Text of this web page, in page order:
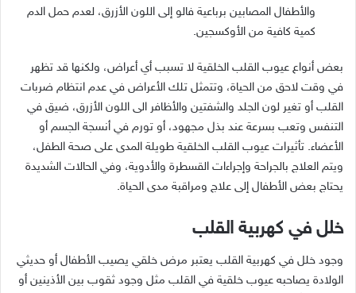
والأطفال المصابين برباعية فالو إلى اللون الأزرق، لعدم حمل الدم
كمية كافية من الأوكسجين.
بعض أنواع عيوب القلب الخلقية لا تسبب أي أعراض، ولكنها قد تظهر
في وقت لاحق من الحياة، وتتمثل تلك الأعراض في عدم انتظام ضربات
القلب أو تغير لون الجلد والشفتين والأظافر الى اللون الأزرق، ضيق في
التنفس وتعب بسرعة عند بذل مجهود، أو تورم في أنسجة الجسم أو
الأعضاء. تأثيرات عيوب القلب الخلقية طويلة المدى على صحة الطفل،
ويتم العلاج بالجراحة وإجراءات القسطرة والأدوية، وفي الحالات الشديدة
يحتاج بعض الأطفال إلى علاج ومراقبة مدى الحياة.
خلل في كهربية القلب
وجود خلل في كهربية القلب يعتبر مرض خلقي يصيب الأطفال أو حديثي
الولادة يصاحبه عيوب خلقية في القلب مثل وجود ثقوب بين الأذينين أو